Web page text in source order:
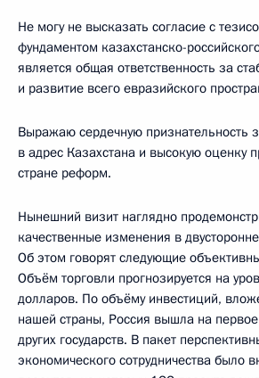
Не могу не высказать согласие с
фундаментом казахстанско-
является общая ответственность за
и развитие всего евразийского
Выражаю сердечную признательность
в адрес Казахстана и высокую оценку
стране реформ.
Нынешний визит наглядно
качественные изменения в
Об этом говорят следующие
Объём торговли прогнозируется на
долларов. По объёму инвестиций,
нашей страны, Россия вышла на
других государств. В пакет
экономического сотрудничества было